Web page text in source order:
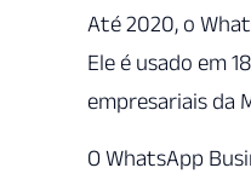
Até 2020, o
Ele é usado em
empresariais da
O WhatsApp